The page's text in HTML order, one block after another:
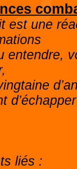
est une
entendre,
liés :